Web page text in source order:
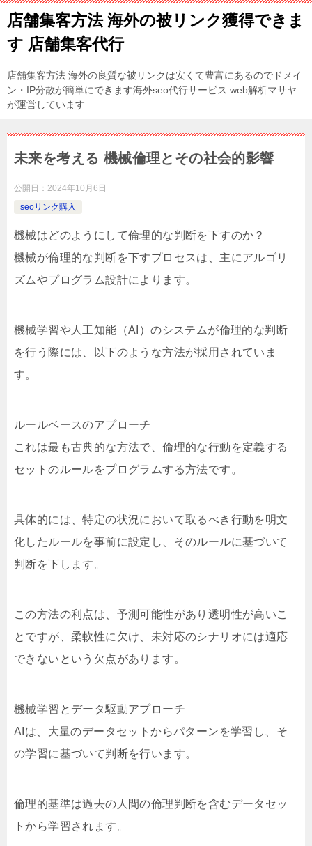
店舗集客方法 海外の被リンク獲得できま
す 店舗集客代行
店舗集客方法 海外の良質な被リンクは安くて豊富にあるのでドメイ
ン・IP分散が簡単にできます海外seo代行サービス web解析マサヤ
が運営しています
未来を考える 機械倫理とその社会的影響
公開日： 2024年10月6日
seoリンク購入
機械はどのようにして倫理的な判断を下すのか？
機械が倫理的な判断を下すプロセスは、主にアルゴリ
ズムやプログラム設計によります。
機械学習や人工知能（AI）のシステムが倫理的な判断
を行う際には、以下のような方法が採用されていま
す。
ルールベースのアプローチ
これは最も古典的な方法で、倫理的な行動を定義する
セットのルールをプログラムする方法です。
具体的には、特定の状況において取るべき行動を明文
化したルールを事前に設定し、そのルールに基づいて
判断を下します。
この方法の利点は、予測可能性があり透明性が高いこ
とですが、柔軟性に欠け、未対応のシナリオには適応
できないという欠点があります。
機械学習とデータ駆動アプローチ
AIは、大量のデータセットからパターンを学習し、そ
の学習に基づいて判断を行います。
倫理的基準は過去の人間の倫理判断を含むデータセッ
トから学習されます。